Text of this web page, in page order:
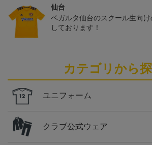
仙台
ベガルタ仙台のスクール生向
しております！
カテゴリから
ユニフォーム
クラブ公式ウェア